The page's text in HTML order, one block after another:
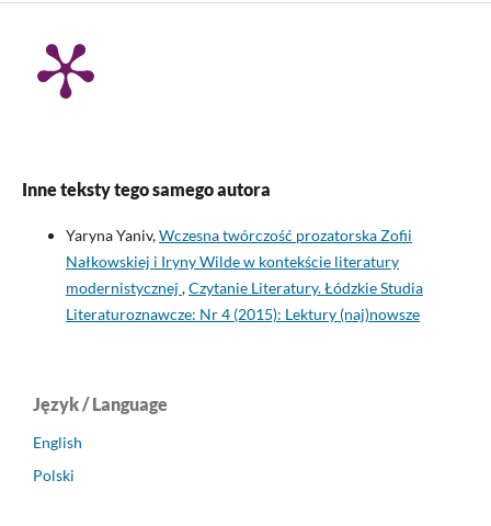
Inne teksty tego samego autora
Yaryna Yaniv,Wczesna twórczość prozatorska Zofii
Nałkowskiej i Iryny Wilde w kontekście literatury
modernistycznej ,Czytanie Literatury. Łódzkie Studia
Literaturoznawcze: Nr 4 (2015): Lektury (naj)nowsze
Język / Language
English
Polski